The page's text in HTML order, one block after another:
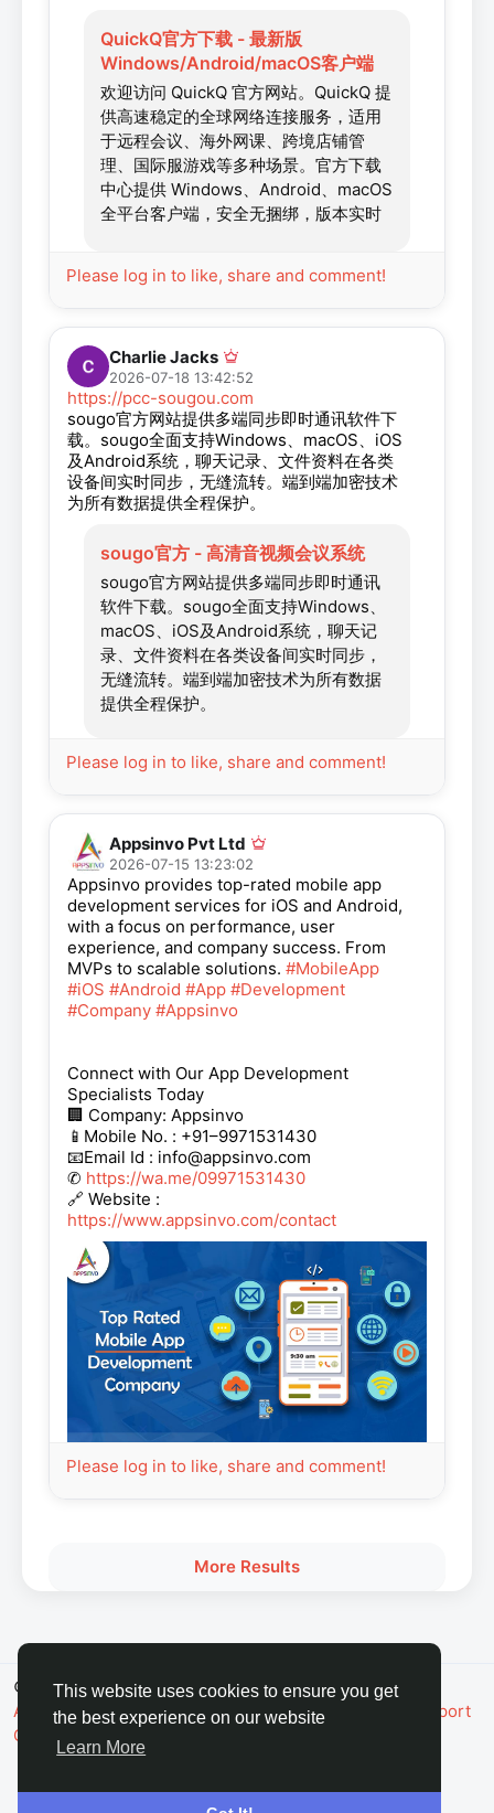
This website uses cookies to ensure you get
the best experience on our website
Learn More
QuickQ官方下载 - 最新版
Windows/Android/macOS客户端
欢迎访问 QuickQ 官方网站。QuickQ 提
供高速稳定的全球网络连接服务，适用
于远程会议、海外网课、跨境店铺管
理、国际服游戏等多种场景。官方下载
中心提供 Windows、Android、macOS
全平台客户端，安全无捆绑，版本实时
从官网下载正版 QuickQ，体验流畅稳定
Please log in to like, share and comment!
Charlie Jacks
2026-07-18 13:42:52
https://pcc-sougou.com
sougo官方网站提供多端同步即时通讯软件下
载。sougo全面支持Windows、macOS、iOS
及Android系统，聊天记录、文件资料在各类
设备间实时同步，无缝流转。端到端加密技术
为所有数据提供全程保护。
sougo官方 - 高清音视频会议系统
sougo官方网站提供多端同步即时通讯
软件下载。sougo全面支持Windows、
macOS、iOS及Android系统，聊天记
录、文件资料在各类设备间实时同步，
无缝流转。端到端加密技术为所有数据
提供全程保护。
Please log in to like, share and comment!
Appsinvo Pvt Ltd
2026-07-15 13:23:02
Appsinvo provides top-rated mobile app
development services for iOS and Android,
with a focus on performance, user
experience, and company success. From
MVPs to scalable solutions. #MobileApp
#iOS #Android #App #Development
#Company #Appsinvo
Connect with Our App Development
Specialists Today
🏢 Company: Appsinvo
📱Mobile No. : +91–9971531430
📧Email Id : info@appsinvo.com
✆ https://wa.me/09971531430
🔗 Website :
https://www.appsinvo.com/contact
Please log in to like, share and comment!
More Results
© 2026 FaceToshi
English
About Terms Privacy Toshi Clic Contact Us
Support
Center
Directory